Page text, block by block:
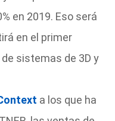
en 2019. Eso será
en el primer
sistemas de 3D y
a los que ha